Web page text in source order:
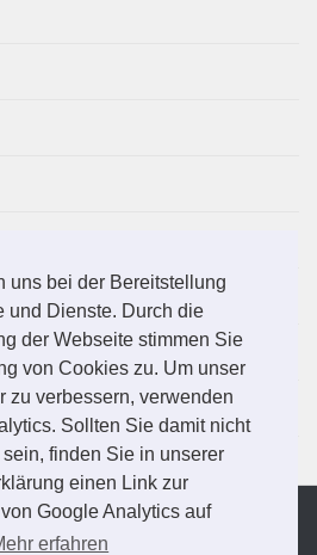
uns bei der Bereitstellung
und Dienste. Durch die
der Webseite stimmen Sie
von Cookies zu. Um unser
zu verbessern, verwenden
Sollten Sie damit nicht
finden Sie in unserer
einen Link zur
Google Analytics auf
erfahren